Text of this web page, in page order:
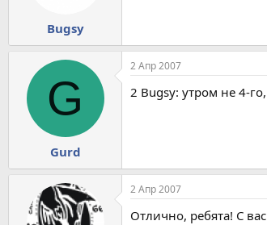
л
а
Bugsy
G
Gurd
2 Апр 2007
2 Bugsy: утром не 4-
2 Апр 2007
Отлично, ребята! С вас